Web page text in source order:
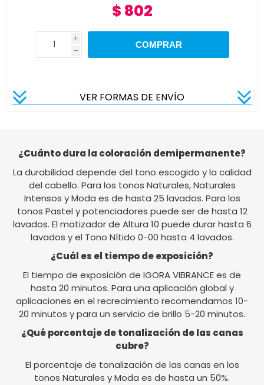
$ 802
i
h
VER FORMAS DE ENVÍO
¿Cuánto dura la coloración demipermanente?
La durabilidad depende del tono escogido y la calidad
del cabello. Para los tonos Naturales, Naturales
Intensos y Moda es de hasta 25 lavados. Para los
tonos Pastel y potenciadores puede ser de hasta 12
lavados. El matizador de Altura 10 puede durar hasta 6
lavados y el Tono Nítido 0-00 hasta 4 lavados.
¿Cuál es el tiempo de exposición?
El tiempo de exposición de IGORA VIBRANCE es de
hasta 20 minutos. Para una aplicación global y
aplicaciones en el recrecimiento recomendamos 10-
20 minutos y para un servicio de brillo 5-20 minutos.
¿Qué porcentaje de tonalización de las canas
cubre?
El porcentaje de tonalización de las canas en los
tonos Naturales y Moda es de hasta un 50%.